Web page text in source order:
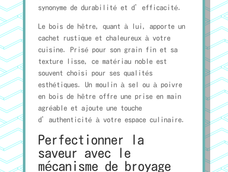
synonyme de durabilité et d’efficacité.
Le bois de hêtre, quant à lui, apporte un
cachet rustique et chaleureux à votre
cuisine. Prisé pour son grain fin et sa
texture lisse, ce matériau noble est
souvent choisi pour ses qualités
esthétiques. Un moulin à sel ou à poivre
en bois de hêtre offre une prise en main
agréable et ajoute une touche
d’authenticité à votre espace culinaire.
Perfectionner la
saveur avec le
mécanisme de broyage